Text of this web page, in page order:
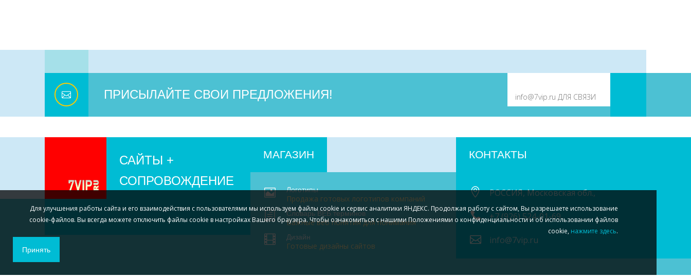
ПРИСЫЛАЙТЕ СВОИ ПРЕДЛОЖЕНИЯ!
САЙТЫ +
СОПРОВОЖДЕНИЕ
МАГАЗИН
Логотипы
Продажа готовых логотипов компаний
Словарь ВЕБ терминов
Важные веб понятия для понимания
Дизайн
Готовые дизайны сайтов
КОНТАКТЫ
РОССИЯ, Московская обл.,
+7 (926) 524-01-69
info@7vip.ru
Для улучшения работы сайта и его взаимодействия с пользователями мы используем файлы cookie и сервис аналитики ЯНДЕКС. Продолжая работу с сайтом, Вы разрешаете использование
cookie-файлов. Вы всегда можете отключить файлы cookie в настройках Вашего браузера.Чтобы ознакомиться с нашими Положениями о конфиденциальности и об использовании файлов
cookie, нажмите здесь.
Принять